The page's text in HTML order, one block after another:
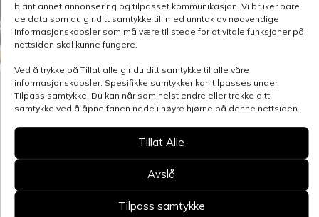
blant annet annonsering og tilpasset kommunikasjon. Vi bruker bare
de data som du gir ditt samtykke til, med unntak av nødvendige
informasjonskapsler som må være til stede for at vitale funksjoner på
nettsiden skal kunne fungere.
Ved å trykke på Tillat alle gir du ditt samtykke til alle våre
informasjonskapsler. Spesifikke samtykker kan tilpasses under
Tilpass samtykke. Du kan når som helst endre eller trekke ditt
samtykke ved å åpne fanen nede i høyre hjørne på denne nettsiden.
Tillat Alle
Avslå
Tilpass samtykke